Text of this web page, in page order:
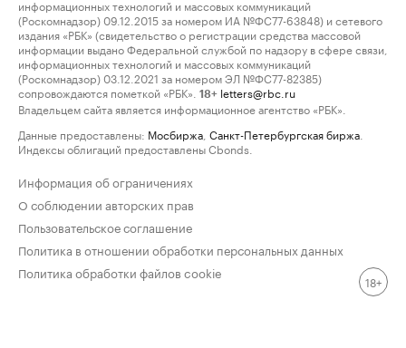
информационных технологий и массовых коммуникаций
(Роскомнадзор) 09.12.2015 за номером ИА №ФС77-63848) и сетевого
издания «РБК» (свидетельство о регистрации средства массовой
информации выдано Федеральной службой по надзору в сфере связи,
информационных технологий и массовых коммуникаций
(Роскомнадзор) 03.12.2021 за номером ЭЛ №ФС77-82385)
сопровождаются пометкой «РБК».
18+ letters@rbc.ru
Владельцем сайта является информационное агентство «РБК».
Данные предоставлены: Мосбиржа Санкт-Петербургская биржа
Индексы облигаций предоставлены Cbonds.
Информация об ограничениях
О соблюдении авторских прав
Пользовательское соглашение
Политика в отношении обработки персональных данных
Политика обработки файлов cookie
18+